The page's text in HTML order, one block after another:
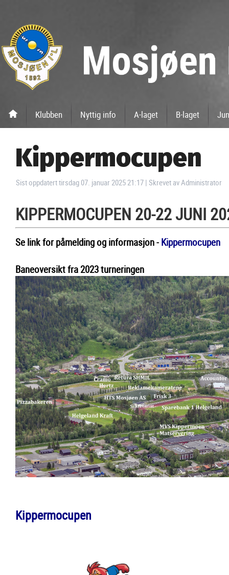
Klubben Nyttig info A-laget B-laget
Kippermocupen
Sist oppdatert tirsdag 07. januar 2025 21:17 | Skrevet av Administrator
KIPPERMOCUPEN 20-22 JUNI
Se link for påmelding og informasjon - Kippermocupen
Baneoversikt fra 2023 turneringen
Kippermocupen